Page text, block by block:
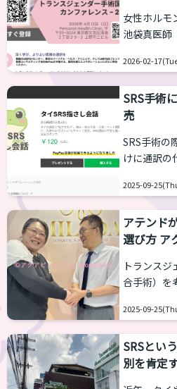
発が7月28
帰国という
準備にはい
しかありません」 前回報
私がSRSを
女性ホルモ
池袋真医師
東京上野の
上野院にて
際カンファ
こちらはア
FFSに関わ
SRSにまつ
を伝えると
加しますが
目的では
要です。な
2026-02-
SRS手術
売
SRS手術の
けに通訳の
アテンドを
ターです
ると、「当
ンスカエル
（全24種
故カエルな
カエルくん
ていく）／
ト...
2025-09-
アテンド
選び方 ア
トランスジ
合手術）を
とは稀にあ
事者にとっ
イのSRSや
2025-09-
SRSとい
別を肯定